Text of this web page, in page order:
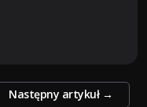
Następny artykuł →